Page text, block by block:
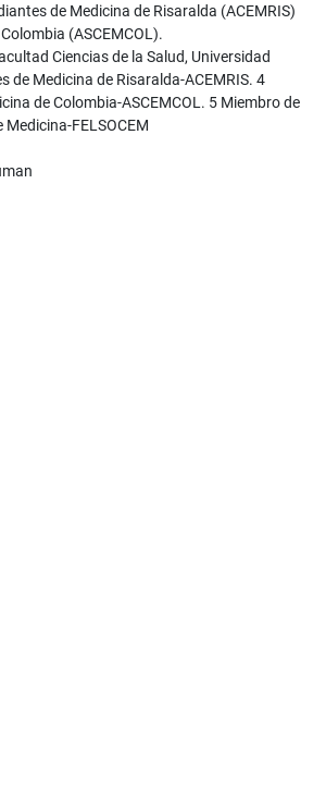
de Medicina de Risaralda (ACEMRIS)
(ASCEMCOL).
Ciencias de la Salud, Universidad
de Medicina de Risaralda-ACEMRIS. 4
de Colombia-ASCEMCOL. 5 Miembro de
FELSOCEM